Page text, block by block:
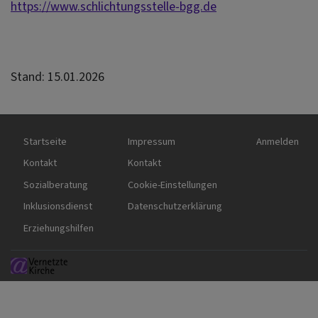
https://www.schlichtungsstelle-bgg.de
Stand: 15.01.2026
Hauptnavigation
Startseite
Kontakt
Sozialberatung
Inklusionsdienst
Erziehungshilfen
Fußbereichsmenü
Impressum
Kontakt
Cookie-Einstellungen
Datenschutzerklärung
Anmelden